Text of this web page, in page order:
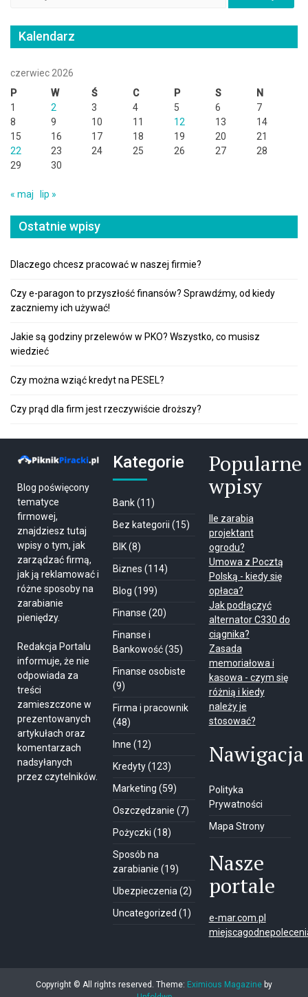
Kalendarz
czerwiec 2026
P
W Ś C P S
N
1
2 3 4 5 6
7
8
9 10 11 12 13
14
15
16 17 18 19 20
21
22
23 24 25 26 27
28
29
30
« maj lip »
Ostatnie wpisy
Dlaczego chcesz pracować w naszej firmie?
Czy e-paragon to przyszłość finansów? Sprawdźmy, od kiedy
zaczniemy ich używać!
Jakie są godziny przelewów w PKO? Wszystko, co musisz
wiedzieć
Czy można wziąć kredyt na PESEL?
Czy prąd dla firm jest rzeczywiście droższy?
Blog poświęcony
tematyce
firmowej,
znajdziesz tutaj
wpisy o tym, jak
zarządzać firmą,
jak ją reklamować i
różne sposoby na
zarabianie
pieniędzy.
Redakcja Portalu
informuje, że nie
odpowiada za
treści
zamieszczone w
prezentowanych
artykułach oraz
komentarzach
nadsyłanych
przez czytelników.
Kategorie
Bank(11)
Bez kategorii (15)
BIK(8)
Biznes (114)
Blog (199)
Finanse (20)
Finanse i
Bankowość(35)
Finanse osobiste
(9)
Firma i pracownik
(48)
Inne (12)
Kredyty(123)
Marketing (59)
Oszczędzanie (7)
Pożyczki (18)
Sposób na
zarabianie (19)
Ubezpieczenia (2)
Uncategorized (1)
Popularne
wpisy
Ile zarabia
projektant
ogrodu?
Umowa z Pocztą
Polską - kiedy się
opłaca?
Jak podłączyć
alternator C330 do
ciągnika?
Zasada
memoriałowa i
kasowa - czym się
różnią i kiedy
należy je
stosować?
Nawigacja
Polityka
Prywatności
Mapa Strony
Nasze
portale
e-mar.com.pl
Copyright © All rights reserved. Theme: Eximious Magazine by